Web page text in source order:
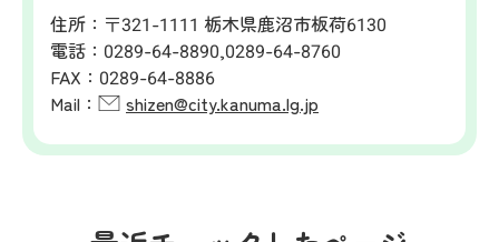
住所： 〒321-1111 栃木県鹿沼市板荷6130
電話： 0289-64-8890,0289-64-8760
FAX： 0289-64-8886
Mail：
shizen@city.kanuma.lg.jp